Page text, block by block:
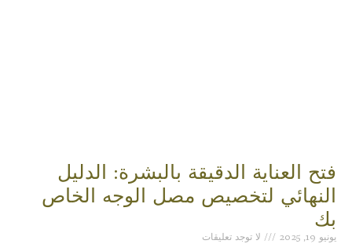
فتح العناية الدقيقة بالبشرة: الدليل
النهائي لتخصيص مصل الوجه الخاص
بك
يونيو 19, 2025 لا توجد تعليقات